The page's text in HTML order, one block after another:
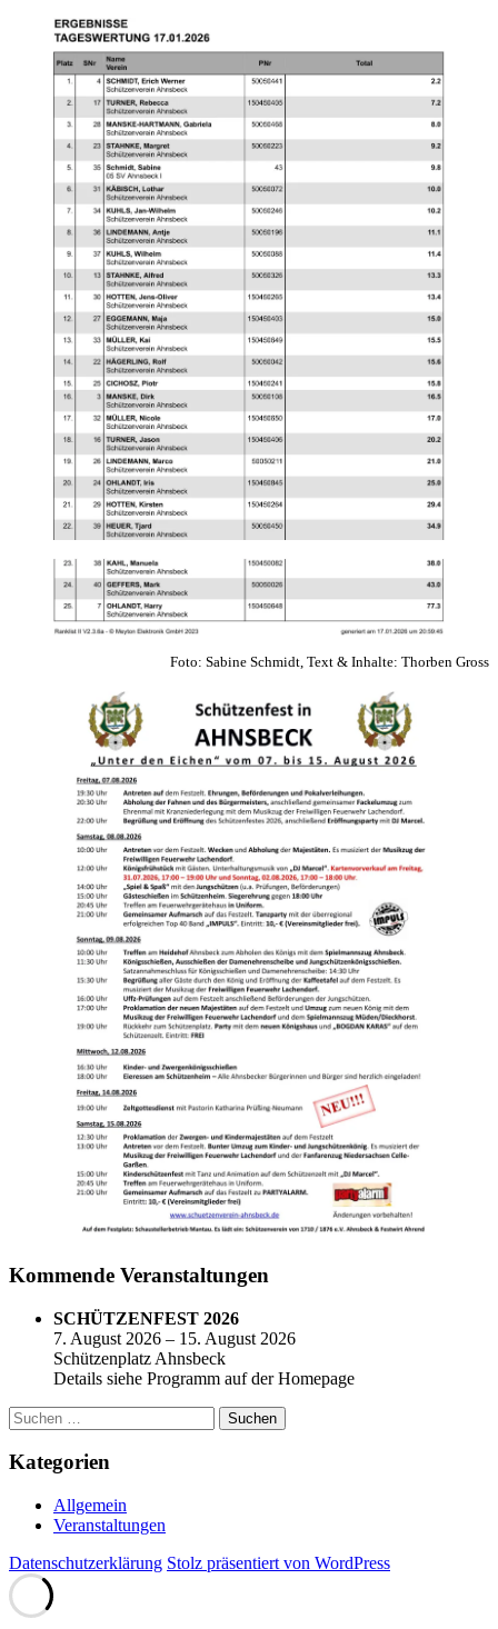
Foto: Sabine Schmidt, Text & Inhalte: Thorben Gross
Kommende Veranstaltungen
SCHÜTZENFEST 2026
7. August 2026 – 15. August 2026
Schützenplatz Ahnsbeck
Details siehe Programm auf der Homepage
Suchen
nach:
Kategorien
Allgemein
Veranstaltungen
Datenschutzerklärung Stolz präsentiert von WordPress